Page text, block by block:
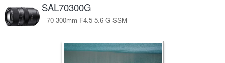
SAL70300G
70-300mm F4.5-5.6 G SSM